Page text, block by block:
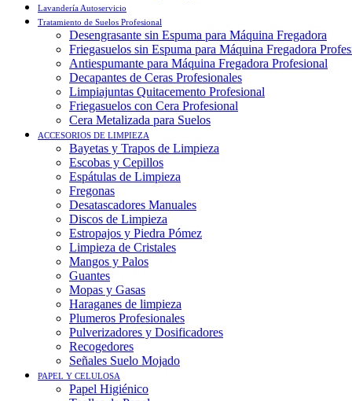
Lavandería Autoservicio
Tratamiento de Suelos Profesional
Desengrasante sin Espuma para Máquina Fregadora
Friegasuelos sin Espuma para Máquina Fregadora
Antiespumante para Máquina Fregadora Profesional
Decapantes de Ceras Profesionales
Limpiajuntas Quitacemento Profesional
Friegasuelos con Cera Profesional
Cera Metalizada para Suelos
ACCESORIOS DE LIMPIEZA
Bayetas y Trapos de Limpieza
Escobas y Cepillos
Espátulas de Limpieza
Fregonas
Desatascadores Manuales
Discos de Limpieza
Estropajos y Piedra Pómez
Limpieza de Cristales
Mangos y Palos
Guantes
Mopas y Gasas
Haraganes de limpieza
Plumeros Profesionales
Pulverizadores y Dosificadores
Recogedores
Señales Suelo Mojado
PAPEL Y CELULOSA
Papel Higiénico